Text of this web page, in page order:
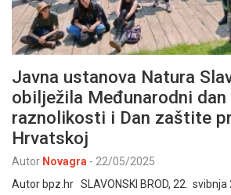
Javna ustanova Natura
obilježila Međunarodni
raznolikosti i Dan zaštite
Hrvatskoj
Autor Novagra - 22/05/2025
Autor bpz.hr SLAVONSKI BROD, 22.